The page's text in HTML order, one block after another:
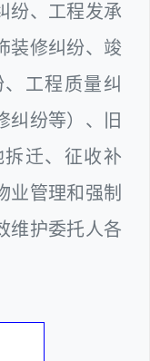
纷、工程发承
装修纠纷、竣
工程质量纠
纠纷等）、旧
迁、征收补
业管理和强制
维护委托人各